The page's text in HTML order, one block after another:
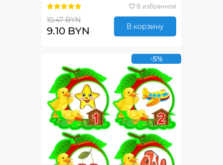
В избранное
10.47 BYN
9.10 BYN В корзину
-5%